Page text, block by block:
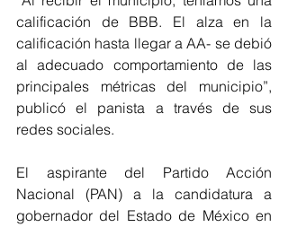
calificación de BBB. El alza en la
calificación hasta llegar a AA- se debió
al adecuado comportamiento de las
principales métricas del municipio”,
publicó el panista a través de sus
redes sociales.
El aspirante del Partido Acción
Nacional (PAN) a la candidatura a
gobernador del Estado de México en